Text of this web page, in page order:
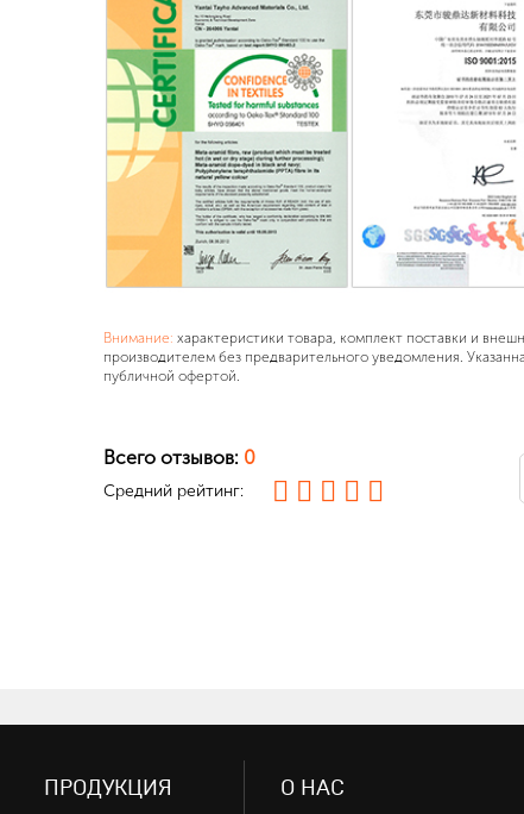
Внимание: характеристики товара, комплект поставки и
производителем без предварительного уведомления.
публичной офертой.
Всего отзывов: 0
Средний рейтинг:
ПРОДУКЦИЯ О НАС